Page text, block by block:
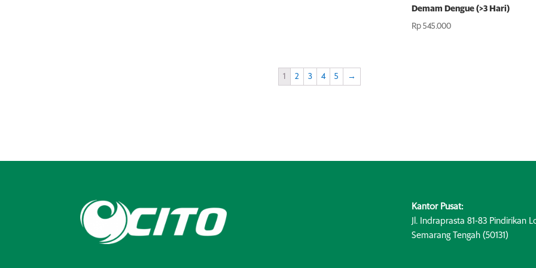
Demam Dengue (>3 Hari)
Rp 545.000
1 2 3 4 5 →
Kantor Pusat:
Jl. Indraprasta 81-83 Pindirikan
Semarang Tengah (50131)